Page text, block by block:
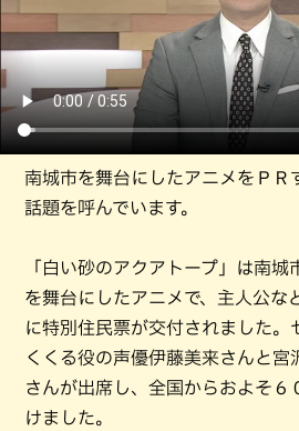
南城市を舞台にしたアニメをＰＲ
話題を呼んでいます。
「白い砂のアクアトープ」は南
を舞台にしたアニメで、主人公な
に特別住民票が交付されました。
くくる役の声優伊藤美来さんと宮
さんが出席し、全国からおよそ６
けました。